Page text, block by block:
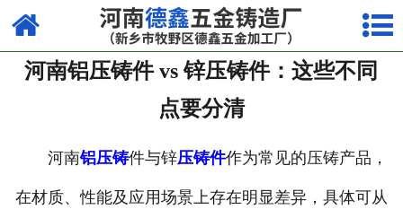
网站首页
走进我们
荣誉资质
厂容厂貌
河南铝压铸件 vs 锌压铸件：这些不同
点要分清
河南铝压铸件与锌压铸件作为常见的压铸产品，
在材质、性能及应用场景上存在明显差异，具体可从